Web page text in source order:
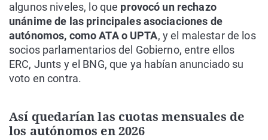
algunos niveles, lo que provocó un rechazo
unánime de las principales asociaciones de
autónomos, como ATA o UPTA, y el malestar de los
socios parlamentarios del Gobierno, entre ellos
ERC, Junts y el BNG, que ya habían anunciado su
voto en contra.
Así quedarían las cuotas mensuales de
los autónomos en 2026